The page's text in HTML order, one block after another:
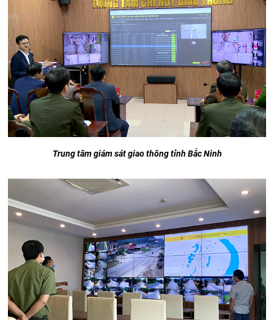
Trung tâm giám sát giao thông tỉnh Bắc Ninh